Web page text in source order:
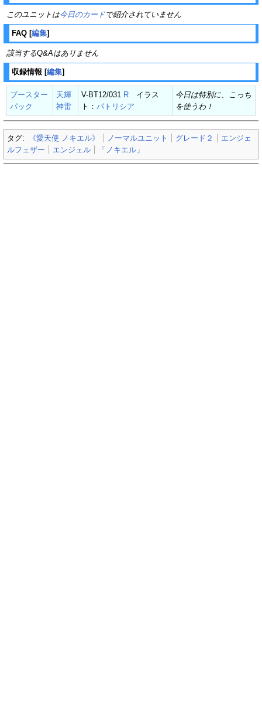
このユニットは今日のカードで紹介されていません
FAQ [編集]
該当するQ&Aはありません
収録情報 [編集]
ブースター
パック
天輝
神雷
V-BT12/031 R イラス
ト： パトリシア
今日は特別に、こっち
を使うわ！
タグ: 《愛天使 ノキエル》 ノーマルユニット グレード２
エンジェ
ルフェザー
エンジェル 「ノキエル」